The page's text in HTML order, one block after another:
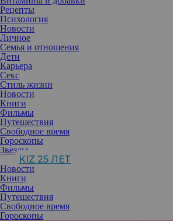
Рецепты
Психология
Новости
Личное
Семья и отношения
Дети
Карьера
Секс
Стиль жизни
Новости
Книги
Фильмы
Путешествия
Свободное время
Гороскопы
Звезды
KIZ 25 ЛЕТ
Новости
Книги
Фильмы
Путешествия
Свободное время
Гороскопы
Публикация от Dmitri Hvorostovsky
22 ноября известный оперный певец
после двух лет безуспешной борьбы с
Лондоне.